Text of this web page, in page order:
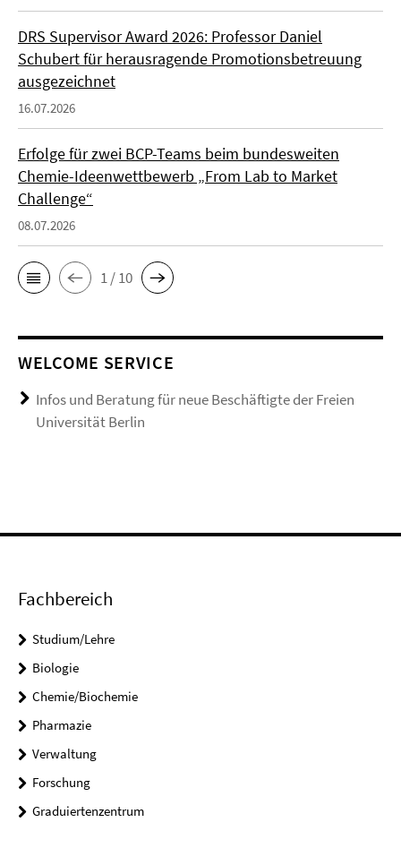
DRS Supervisor Award 2026: Professor Daniel
Schubert für herausragende Promotionsbetreuung
ausgezeichnet
16.07.2026
Erfolge für zwei BCP-Teams beim bundesweiten
Chemie-Ideenwettbewerb „From Lab to Market
Challenge“
08.07.2026
1 / 10
WELCOME SERVICE
Infos und Beratung für neue Beschäftigte der Freien
Universität Berlin
Fachbereich
Studium/Lehre
Biologie
Chemie/Biochemie
Pharmazie
Verwaltung
Forschung
Graduiertenzentrum